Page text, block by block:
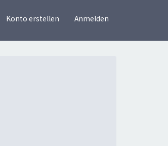
Konto erstellen Anmelden